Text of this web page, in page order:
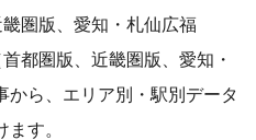
圏版、愛知・札仙広福
都圏版、近畿圏版、愛知・
から、エリア別・駅別データ
す。